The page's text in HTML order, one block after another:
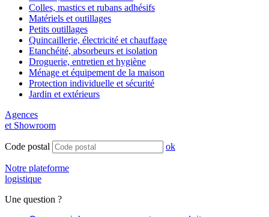
Colles, mastics et rubans adhésifs
Matériels et outillages
Petits outillages
Quincaillerie, électricité et chauffage
Etanchéité, absorbeurs et isolation
Droguerie, entretien et hygiène
Ménage et équipement de la maison
Protection individuelle et sécurité
Jardin et extérieurs
Agences
et Showroom
Code postal ok
Notre plateforme
logistique
Une question ?